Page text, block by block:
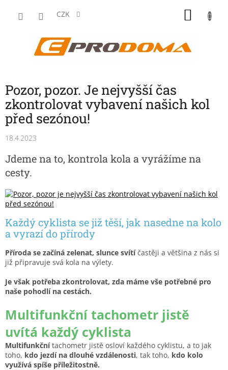
CZK
Pozor, pozor. Je nejvyšší čas
zkontrolovat vybavení našich kol
před sezónou!
18.4.2023
Jdeme na to, kontrola kola a vyrážíme na
cesty.
Každý cyklista se již těší, jak nasedne na kolo
a vyrazí do přírody
Příroda se začíná zelenat, slunce svítíčastěji a většina z nás si
již připravuje svá kola na výlety.
Je však potřeba zkontrolovat, zda máme vše potřebné pro
naše pohodlí na cestách.
Multifunkční tachometr jistě
uvítá každý cyklista
Multifunkčnítachometr jistě osloví každého cyklistu, a to jak
toho, kdo jezdí na dlouhé vzdálenosti, tak toho, kdo kolo
využívá spíše příležitostně.